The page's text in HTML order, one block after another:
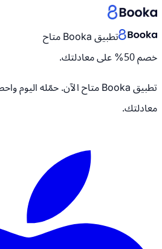
تطبيق Booka متاح
خصم 50% على معادلتك.
تطبيق Booka متاح الآن. حمّله اليوم واحصل على
معادلتك.